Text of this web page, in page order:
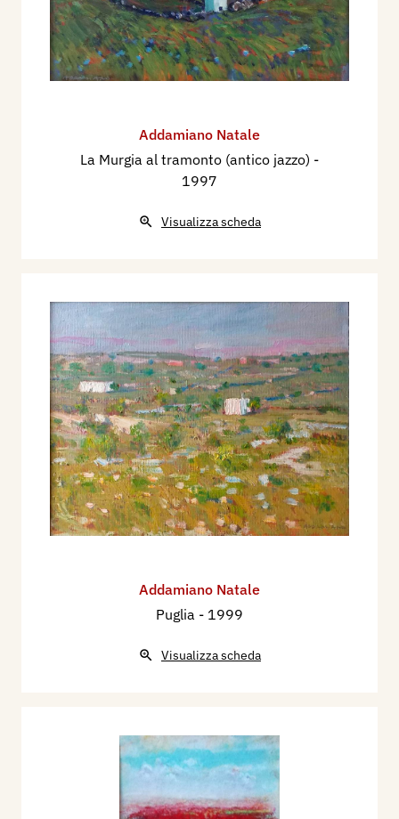
Addamiano Natale
La Murgia al tramonto (antico jazzo) -
1997
Visualizza scheda
Addamiano Natale
Puglia - 1999
Visualizza scheda